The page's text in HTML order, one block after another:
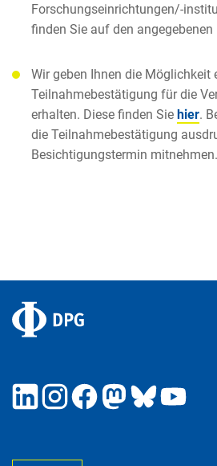
Forschungseinrichtungen/-
finden Sie auf den angegebenen
Wir geben Ihnen die Möglichkeit
Teilnahmebestätigung für die
erhalten. Diese finden Sie hier.
die Teilnahmebestätigung
Besichtigungstermin mitnehmen.